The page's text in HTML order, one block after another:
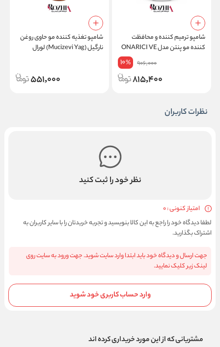
شامپو ترمیم کننده و محافظت
کننده مو پنتن مدل ONARICI VE
906,000
10%
815,400
شامپو تغذیه کننده مو حاوی روغن
نارگیل (Mucizevi Yag) لورال
551,000
نظرات کاربران
نظر خود را ثبت کنید
امتیاز کنونی : 0
لطفا دیدگاه خود را راجع به این کالا بنویسید و تجربه خریدتان را با سایر کاربران به
اشتراک بگذارید.
جهت ارسال و دیدگاه خود باید ابتدا وارد سایت شوید. جهت ورود به سایت روی
لینک زیر کلیک نمایید.
وارد حساب کاربری خود شوید
مشتریانی که از این مورد خریداری کرده اند